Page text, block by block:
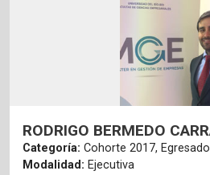
RODRIGO BERMEDO
Categoría: Cohorte 2017,
Modalidad: Ejecutiva